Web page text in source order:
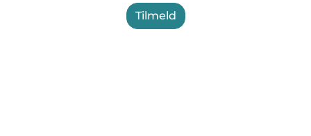
Tilmeld